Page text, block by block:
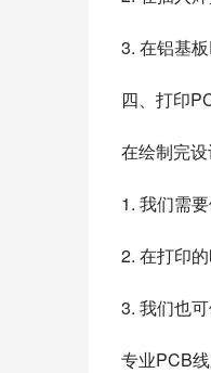
3. 在铝基
四、打印
在绘制完
1. 我们需
2. 在打印
3. 我们也
专业PCB